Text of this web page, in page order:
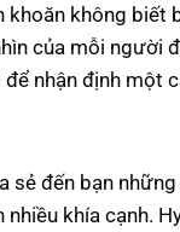
khoăn không biết
của mỗi người
nhận định một
sẻ đến bạn
khía cạnh.